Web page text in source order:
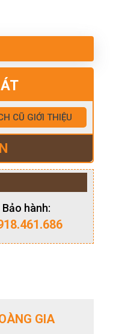
CŨ GIỚI THIỆU
Bảo hành:
GIA